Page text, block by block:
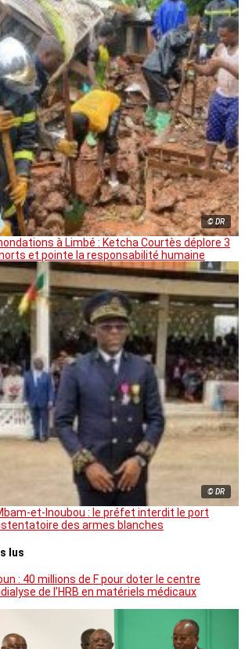
© DR
à Limbé : Ketcha Courtès déplore 3
et pointe la responsabilité humaine
© DR
et-Inoubou : le préfet interdit le port
des armes blanches
lus
: 40 millions de F pour doter le centre
de l’HRB en matériels médicaux